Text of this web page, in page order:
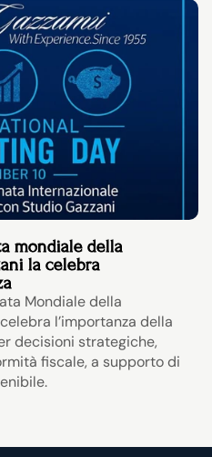
mondiale della
la celebra
Mondiale della
l’importanza della
decisioni strategiche,
fiscale, a supporto di